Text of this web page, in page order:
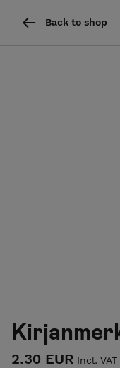
Back to shop
2.30 EUR Incl. VAT